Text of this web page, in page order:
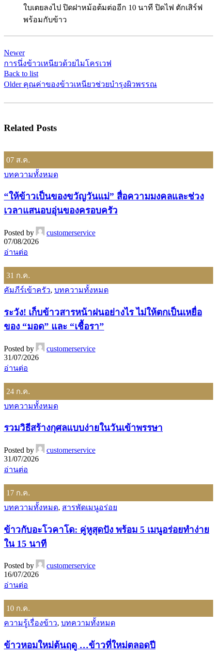
ใบเตยลงไป ปิดฝาหม้อต้มต่ออีก 10 นาที ปิดไฟ ตักเสิร์ฟ
พร้อมกับข้าว
Newer
การนึ่งข้าวเหนียวด้วยไมโครเวฟ
Back to list
Older คุณค่าของข้าวเหนียวช่วยบำรุงผิวพรรณ
Related Posts
07 ส.ค.
บทความทั้งหมด
“ให้ข้าวเป็นของขวัญวันแม่” สื่อความมงคลและช่วง
เวลาแสนอบอุ่นของครอบครัว
Posted by
customerservice
07/08/2026
อ่านต่อ
31 ก.ค.
คัมภีร์เข้าครัว, บทความทั้งหมด
ระวัง! เก็บข้าวสารหน้าฝนอย่างไร ไม่ให้ตกเป็นเหยื่อ
ของ “มอด” และ “เชื้อรา”
Posted by
customerservice
31/07/2026
อ่านต่อ
24 ก.ค.
บทความทั้งหมด
รวมวิธีสร้างกุศลแบบง่ายในวันเข้าพรรษา
Posted by
customerservice
31/07/2026
อ่านต่อ
17 ก.ค.
บทความทั้งหมด, สารพัดเมนูอร่อย
ข้าวกับอะโวคาโด: คู่หูสุดปัง พร้อม 5 เมนูอร่อยทำง่าย
ใน 15 นาที
Posted by
customerservice
16/07/2026
อ่านต่อ
10 ก.ค.
ความรู้เรื่องข้าว, บทความทั้งหมด
ข้าวหอมใหม่ต้นฤดู …ข้าวที่ใหม่ตลอดปี